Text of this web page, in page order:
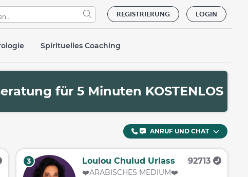
REGISTRIERUNG LOGIN
Spirituelles Coaching
für 5 Minuten KOSTENLOS
ANRUF UND CHAT
3 Loulou Chulud Urlass 92713
❤️ARABISCHES MEDIUM❤️